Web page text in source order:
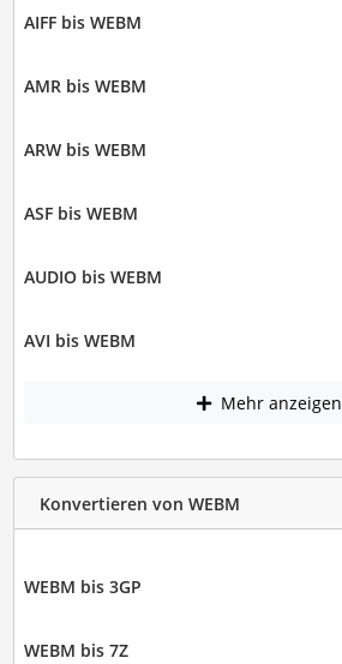
AIFF bis WEBM
AMR bis WEBM
ARW bis WEBM
ASF bis WEBM
AUDIO bis WEBM
AVI bis WEBM
Mehr anzeigen
Konvertieren von WEBM
WEBM bis 3GP
WEBM bis 7Z